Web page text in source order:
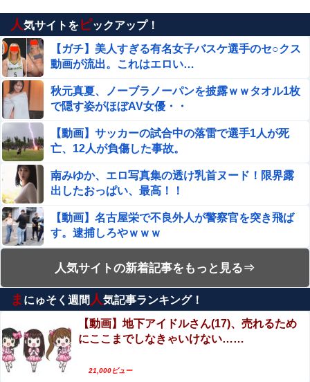
【原神】シアターでの召使いの心強さは異常 次で餅取りた
い
【朗報】れみひゅーさん、ケータリングに鳥取和牛をゲッ
トしてしまう【AKB48徳永羚海/坂川陽香】
【動画】 グラドルのエ●チは凄い！極上のお●ぱいに綺麗
な体の無防備な姿はエ□ぃ！
アニメ『僕は友達が少ない（はがない）』、15周年記念に
エ●チすぎる新規イラストが描かれる
【画像】 ボーイッシュメスガキ、男湯に侵入してしまうｗ
ｗｗｗｗｗｗｗｗｗ
【ガチ】美人すぎる有名女子バスケ選手のセ○クス動画が
流出。これはエロい…
【ガンプラ】 PGU νガンダム、4割引きの店舗が現れる…
安いけど置く場所が…
影山優佳、赤ランジェリー×網タイツがスケベ過ぎる！只
の痴女だろ・・・
エロ漫画『女学校で男ひとりなので校則で性欲のはけ口に
される日常 2時限目』をrawやhitomiを使わずに無料で読
人気サイトを ピックアップ！
【ガチ】美人すぎる有名女子バスケ選手のセ○クス
動画が流出。これはエロい…
秋元真夏、ノーブラノーパンを披露ｗｗタオル1枚
で隠す姿がほぼAV女優・・
【動画】サッカーの試合中の落雷で選手1人が死
亡、12人が負傷した事故。
南みゆか、エロ写真集の透け乳首ヌード！限界露
出したおっぱい、最高！！
【動画】名古屋栄で不良外人が警察官を突き飛ば
す。逮捕しろやｗｗｗ
【閲覧注意】麻薬カルテルに処刑される男「待っ
て！こんな死に方聞いてない！」⇒ これはヤバい
【動画】経験の少なそうな地味巨乳♀、いきなり
同人AVで生挿入セックスしてしまう。 日本終わり
すぎだろ・・・
エロ漫画『女学校で男ひとりなので校則で性欲の
はけ口にされる日常 2時限目』をrawやhitomiを使
わずに無料で読む方法│クレスタ
人気サイトの新着記事をもっと見る⇒
ま にゅそく週間 人気記事ランキング！
【動画】地下アイドルさん(17)、売れるため
にここまでしなきゃいけない……
21,000ビュー